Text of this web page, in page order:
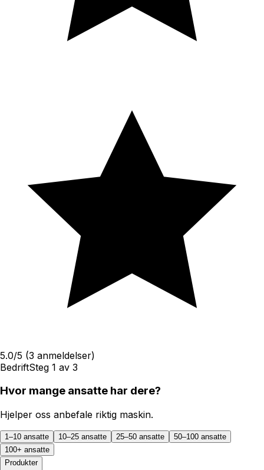
5.0/5 (3 anmeldelser)
BedriftSteg 1 av 3
Hvor mange ansatte har dere?
Hjelper oss anbefale riktig maskin.
1–10 ansatte 10–25 ansatte 25–50 ansatte
50–100 ansatte
100+ ansatte
Produkter